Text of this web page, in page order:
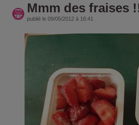
Mmm des fraises
publié le 09/05/2012 à 16:41